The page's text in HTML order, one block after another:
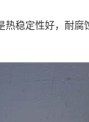
热稳定性好，耐腐